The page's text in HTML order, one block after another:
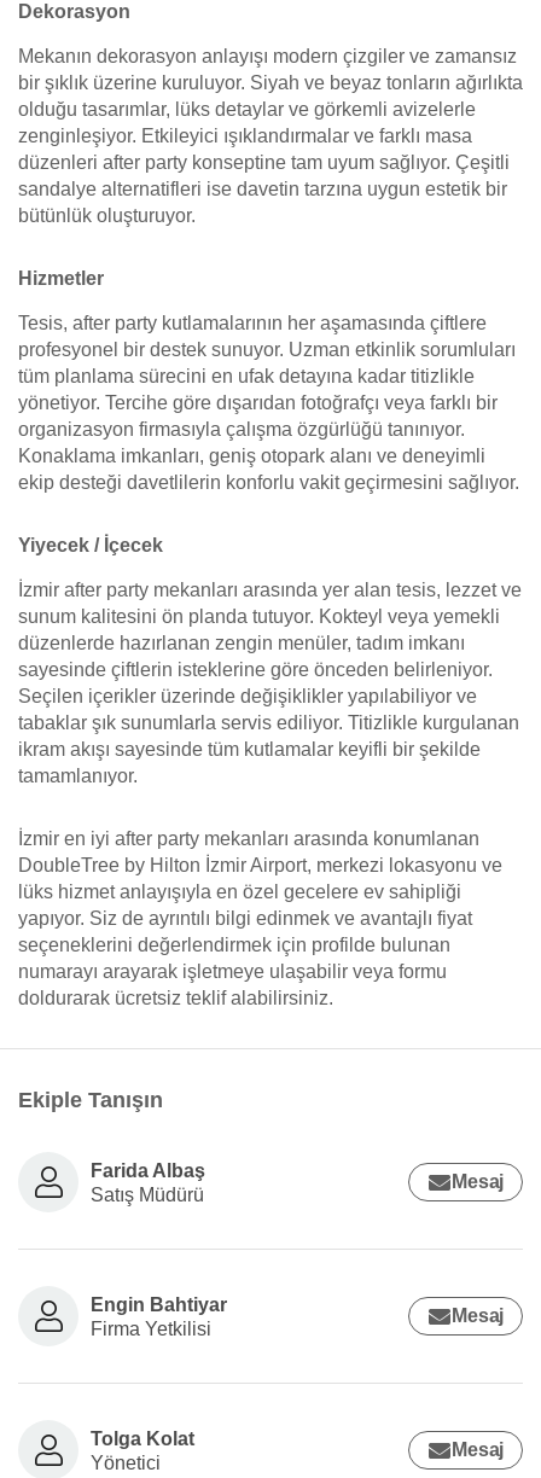
Dekorasyon
Mekanın dekorasyon anlayışı modern çizgiler ve zamansız
bir şıklık üzerine kuruluyor. Siyah ve beyaz tonların ağırlıkta
olduğu tasarımlar, lüks detaylar ve görkemli avizelerle
zenginleşiyor. Etkileyici ışıklandırmalar ve farklı masa
düzenleri after party konseptine tam uyum sağlıyor. Çeşitli
sandalye alternatifleri ise davetin tarzına uygun estetik bir
bütünlük oluşturuyor.
Hizmetler
Tesis, after party kutlamalarının her aşamasında çiftlere
profesyonel bir destek sunuyor. Uzman etkinlik sorumluları
tüm planlama sürecini en ufak detayına kadar titizlikle
yönetiyor. Tercihe göre dışarıdan fotoğrafçı veya farklı bir
organizasyon firmasıyla çalışma özgürlüğü tanınıyor.
Konaklama imkanları, geniş otopark alanı ve deneyimli
ekip desteği davetlilerin konforlu vakit geçirmesini sağlıyor.
Yiyecek / İçecek
İzmir after party mekanları arasında yer alan tesis, lezzet ve
sunum kalitesini ön planda tutuyor. Kokteyl veya yemekli
düzenlerde hazırlanan zengin menüler, tadım imkanı
sayesinde çiftlerin isteklerine göre önceden belirleniyor.
Seçilen içerikler üzerinde değişiklikler yapılabiliyor ve
tabaklar şık sunumlarla servis ediliyor. Titizlikle kurgulanan
ikram akışı sayesinde tüm kutlamalar keyifli bir şekilde
tamamlanıyor.
İzmir en iyi after party mekanları arasında konumlanan
DoubleTree by Hilton İzmir Airport, merkezi lokasyonu ve
lüks hizmet anlayışıyla en özel gecelere ev sahipliği
yapıyor. Siz de ayrıntılı bilgi edinmek ve avantajlı fiyat
seçeneklerini değerlendirmek için profilde bulunan
numarayı arayarak işletmeye ulaşabilir veya formu
doldurarak ücretsiz teklif alabilirsiniz.
Ekiple Tanışın
Farida Albaş
Satış Müdürü
Mesaj
Engin Bahtiyar
Firma Yetkilisi
Mesaj
Tolga Kolat
Yönetici
Mesaj